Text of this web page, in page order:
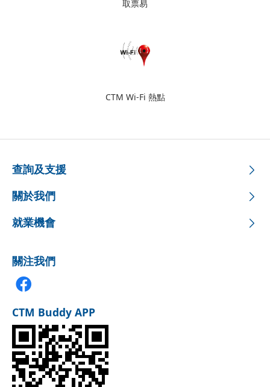
取票易
CTM Wi-Fi 熱點
查詢及支援
關於我們
就業機會
關注我們
CTM Buddy APP